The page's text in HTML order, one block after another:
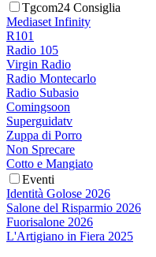
Tgcom24 Consiglia
Mediaset Infinity
R101
Radio 105
Virgin Radio
Radio Montecarlo
Radio Subasio
Comingsoon
Superguidatv
Zuppa di Porro
Non Sprecare
Cotto e Mangiato
Eventi
Identità Golose 2026
Salone del Risparmio 2026
Fuorisalone 2026
L'Artigiano in Fiera 2025